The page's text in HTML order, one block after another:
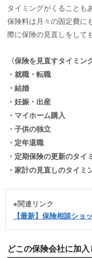
タイミングがくることも
保険料は月々の固定費に
際に保険の見直しをして
〈保険を見直すタイミン
・就職・転職
・結婚
・妊娠・出産
・マイホーム購入
・子供の独立
・定年退職
・定期保険の更新のタイ
・家計の見直しのタイミ
※関連リンク
【最新】保険相談ショ
どこの保険会社に加